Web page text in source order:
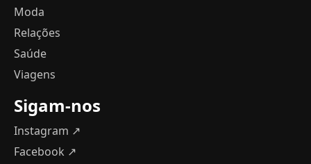
Moda
Relações
Saúde
Viagens
Sigam-nos
Instagram ↗
Facebook ↗